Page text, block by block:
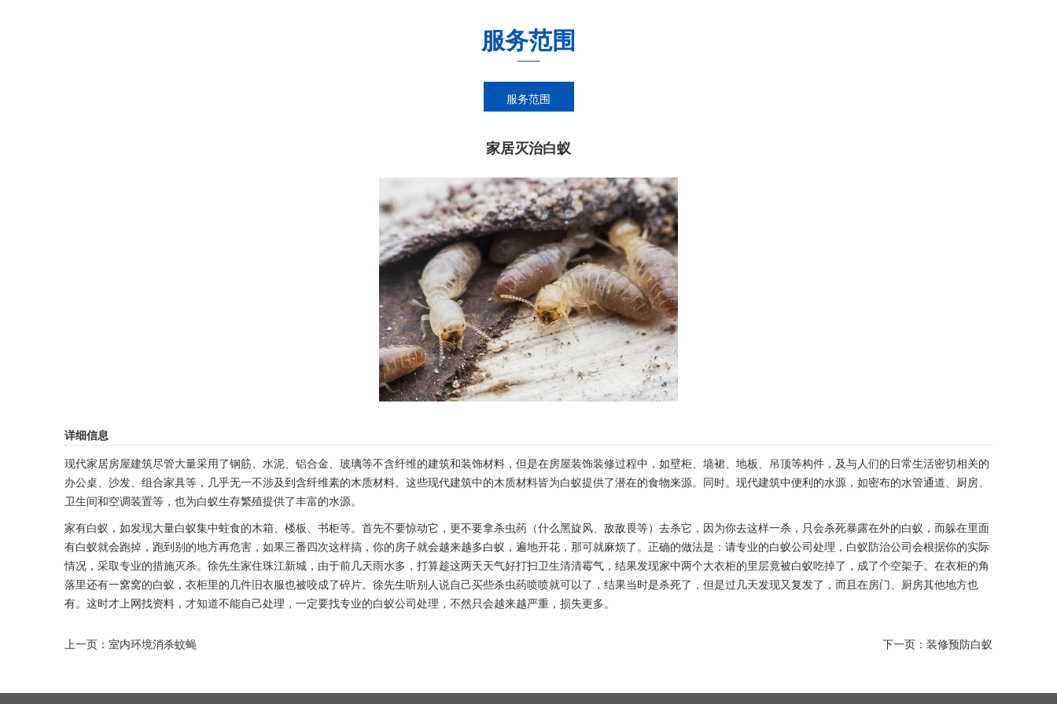
服务范围
服务范围
家居灭治白蚁
详细信息
现代家居房屋建筑尽管大量采用了钢筋、水泥、铝合金、玻璃等不含纤维的建筑和装饰材料，但是在房屋装饰装修过程中，如壁柜、墙裙、地板、吊顶等构件，及与人们的日常生活密切相关的
办公桌、沙发、组合家具等，几乎无一不涉及到含纤维素的木质材料。这些现代建筑中的木质材料皆为白蚁提供了潜在的食物来源。同时。现代建筑中便利的水源，如密布的水管通道、厨房、
卫生间和空调装置等，也为白蚁生存繁殖提供了丰富的水源。
家有白蚁，如发现大量白蚁集中蛀食的木箱、楼板、书柜等。首先不要惊动它，更不要拿杀虫药（什么黑旋风、敌敌畏等）去杀它，因为你去这样一杀，只会杀死暴露在外的白蚁，而躲在里面
有白蚁就会跑掉，跑到别的地方再危害，如果三番四次这样搞，你的房子就会越来越多白蚁，遍地开花，那可就麻烦了。正确的做法是：请专业的白蚁公司处理，白蚁防治公司会根据你的实际
情况，采取专业的措施灭杀。徐先生家住珠江新城，由于前几天雨水多，打算趁这两天天气好打扫卫生清清霉气，结果发现家中两个大衣柜的里层竟被白蚁吃掉了，成了个空架子。在衣柜的角
落里还有一窝窝的白蚁，衣柜里的几件旧衣服也被咬成了碎片。徐先生听别人说自己买些杀虫药喷喷就可以了，结果当时是杀死了，但是过几天发现又复发了，而且在房门、厨房其他地方也
有。这时才上网找资料，才知道不能自己处理，一定要找专业的白蚁公司处理，不然只会越来越严重，损失更多。
上一页： 室内环境消杀蚊蝇 下一页： 装修预防白蚁